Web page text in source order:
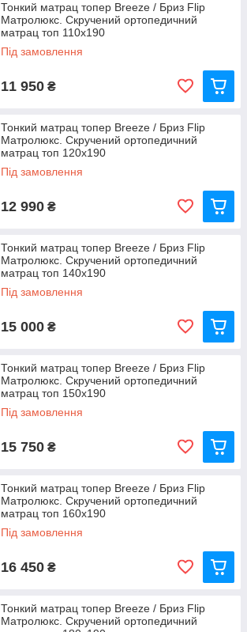
Тонкий матрац топер Breeze / Бриз Flip
Матролюкс. Скручений ортопедичний
матрац топ 110х190
Під замовлення
11 950 ₴
Тонкий матрац топер Breeze / Бриз Flip
Матролюкс. Скручений ортопедичний
матрац топ 120х190
Під замовлення
12 990 ₴
Тонкий матрац топер Breeze / Бриз Flip
Матролюкс. Скручений ортопедичний
матрац топ 140х190
Під замовлення
15 000 ₴
Тонкий матрац топер Breeze / Бриз Flip
Матролюкс. Скручений ортопедичний
матрац топ 150х190
Під замовлення
15 750 ₴
Тонкий матрац топер Breeze / Бриз Flip
Матролюкс. Скручений ортопедичний
матрац топ 160х190
Під замовлення
16 450 ₴
Тонкий матрац топер Breeze / Бриз Flip
Матролюкс. Скручений ортопедичний